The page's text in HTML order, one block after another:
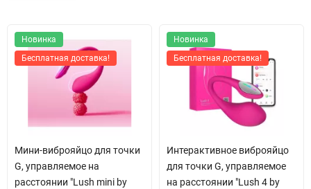
Новинка
Бесплатная доставка!
Мини-виброяйцо для точки
G, управляемое на
расстоянии "Lush mini by
Новинка
Бесплатная доставка!
Интерактивное виброяйцо
для точки G, управляемое
на расстоянии "Lush 4 by